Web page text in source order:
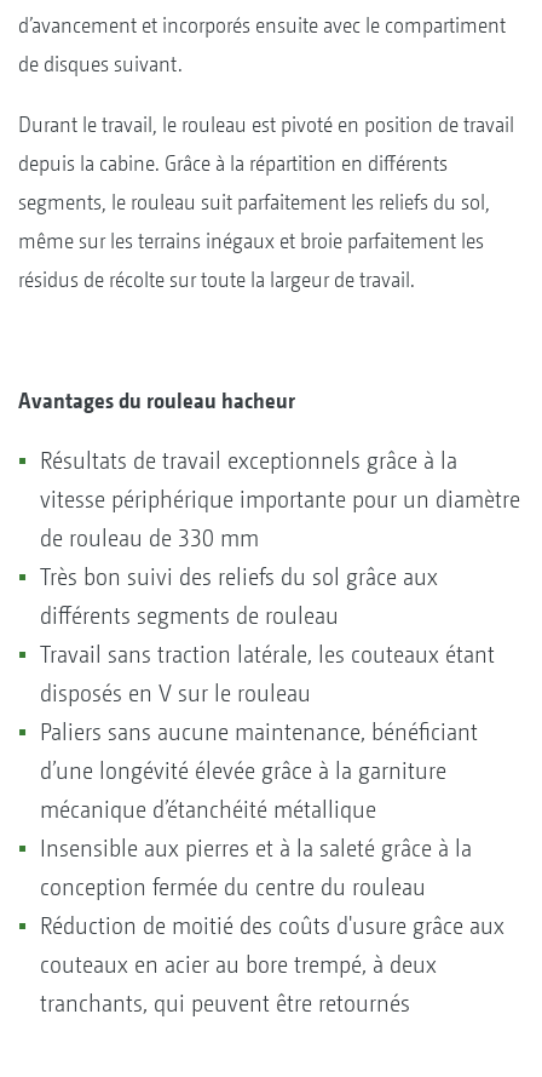
d’avancement et incorporés ensuite avec le compartiment
de disques suivant.
Durant le travail, le rouleau est pivoté en position de travail
depuis la cabine. Grâce à la répartition en différents
segments, le rouleau suit parfaitement les reliefs du sol,
même sur les terrains inégaux et broie parfaitement les
résidus de récolte sur toute la largeur de travail.
Avantages du rouleau hacheur
Résultats de travail exceptionnels grâce à la
vitesse périphérique importante pour un diamètre
de rouleau de 330 mm
Très bon suivi des reliefs du sol grâce aux
différents segments de rouleau
Travail sans traction latérale, les couteaux étant
disposés en V sur le rouleau
Paliers sans aucune maintenance, bénéficiant
d’une longévité élevée grâce à la garniture
mécanique d’étanchéité métallique
Insensible aux pierres et à la saleté grâce à la
conception fermée du centre du rouleau
Réduction de moitié des coûts d'usure grâce aux
couteaux en acier au bore trempé, à deux
tranchants, qui peuvent être retournés